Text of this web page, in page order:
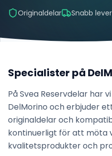
Originaldelar Snabb
Specialister på
På Svea Reservdelar har
DelMorino och erbjuder
originaldelar och
kontinuerligt för att möta
kvalitetsprodukter och